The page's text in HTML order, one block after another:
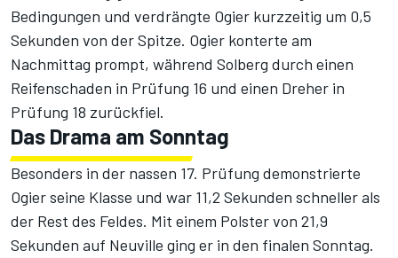
Bedingungen und verdrängte Ogier kurzzeitig um 0,5
Sekunden von der Spitze. Ogier konterte am
Nachmittag prompt, während Solberg durch einen
Reifenschaden in Prüfung 16 und einen Dreher in
Prüfung 18 zurückfiel.
Das Drama am Sonntag
Besonders in der nassen 17. Prüfung demonstrierte
Ogier seine Klasse und war 11,2 Sekunden schneller als
der Rest des Feldes. Mit einem Polster von 21,9
Sekunden auf Neuville ging er in den finalen Sonntag.